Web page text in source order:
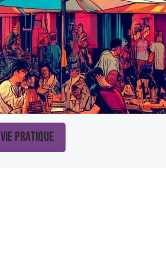
Vie pratique